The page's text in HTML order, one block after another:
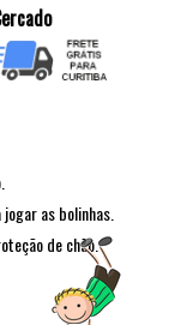
as bolinhas.
de chão.